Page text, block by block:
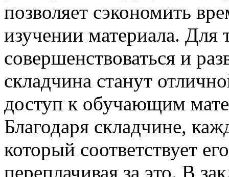
позволяет сэкономить
изучении материала. Для
совершенствоваться и
складчина станут
доступ к обучающим
Благодаря складчине,
который соответствует
переплачивая за это. В